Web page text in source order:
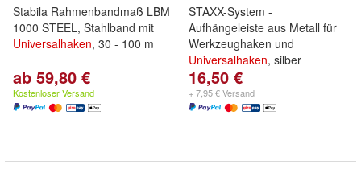
Stabila Rahmenbandmaß LBM
1000 STEEL, Stahlband mit
Universalhaken, 30 - 100 m
ab 59,80 €
Kostenloser Versand
STAXX-System -
Aufhängeleiste aus Metall für
Werkzeughaken und
Universalhaken, silber
16,50 €
+ 7,95 € Versand